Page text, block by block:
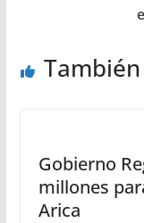
Gobierno
millones
Arica